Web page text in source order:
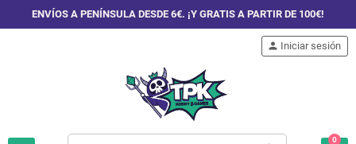
ENVÍOS A PENÍNSULA DESDE 6€. ¡Y GRATIS A PARTIR DE 100€!
person Iniciar sesión
0